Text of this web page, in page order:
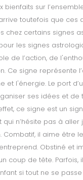
bienfaits sur
toutefois que ces
chez certains signes
les signes
de l’action, de
Ce signe représente
et l'énergie. Le port
ses idées et de
ce signe est un
qui n’hésite pas à aller
Combatif, il aime être
Obstiné et
coup de tête. Parfois,
si tout ne se